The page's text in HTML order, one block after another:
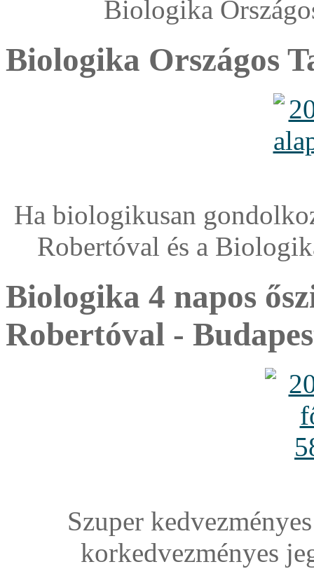
Biologika
Biologika Országos
Ha biologikusan
Robertóval és a
Biologika 4 napos
Robertóval -
Szuper
korkedvezményes